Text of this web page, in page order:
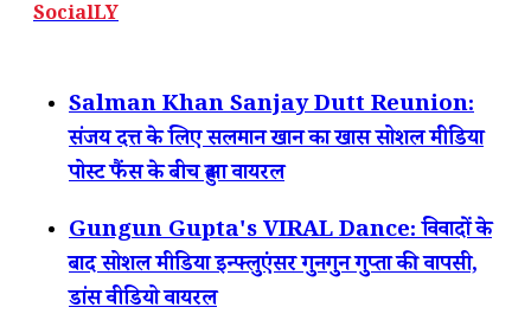
SocialLY
Salman Khan Sanjay Dutt Reunion:
संजय दत्त के लिए सलमान खान का खास सोशल मीडिया
पोस्ट फैंस के बीच हुआ वायरल
Gungun Gupta's VIRAL Dance: विवादों के
बाद सोशल मीडिया इन्फ्लुएंसर गुनगुन गुप्ता की वापसी,
डांस वीडियो वायरल